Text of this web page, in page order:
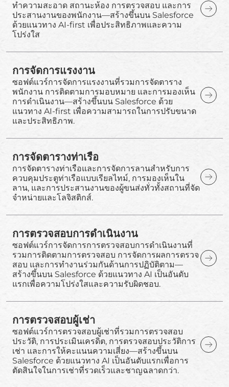
ทำความสะอาด สถานะห้อง การตรวจสอบ และการ
ประสานงานของพนักงาน—สร้างขึ้นบน Salesforce
ด้วยแนวทาง AI-first เพื่อประสิทธิภาพและความ
โปร่งใส
การจัดการแรงงาน
ซอฟต์แวร์การจัดการแรงงานที่รวมการจัดตาราง
พนักงาน การติดตามการมอบหมาย และการมองเห็น
การดำเนินงาน—สร้างขึ้นบน Salesforce ด้วย
แนวทาง AI-first เพื่อความสามารถในการปรับขนาด
และประสิทธิภาพ.
การจัดตารางท่าเรือ
การจัดตารางท่าเรือและการจัดการลานสำหรับการ
ควบคุมประตูท่าเรือแบบเรียลไทม์, การมองเห็นใน
ลาน, และการประสานงานของผู้ขนส่งทั่วทั้งสถานที่จัด
จำหน่ายและโลจิสติกส์.
การตรวจสอบการดำเนินงาน
ซอฟต์แวร์การจัดการการตรวจสอบการดำเนินงานที่
รวมการติดตามการตรวจสอบ การจัดการผลการตรวจ
สอบ และการทำงานร่วมกันด้านการปฏิบัติตาม—
สร้างขึ้นบน Salesforce ด้วยแนวทาง AI เป็นอันดับ
แรกเพื่อความโปร่งใสและความรับผิดชอบ.
การตรวจสอบผู้เช่า
ซอฟต์แวร์การตรวจสอบผู้เช่าที่รวมการตรวจสอบ
ประวัติ, การประเมินเครดิต, การตรวจสอบประวัติการ
เช่า และการให้คะแนนความเสี่ยง—สร้างขึ้นบน
Salesforce ด้วยแนวทาง AI เป็นอันดับแรกเพื่อการ
ตัดสินใจในการเช่าที่รวดเร็วและชาญฉลาดกว่า.